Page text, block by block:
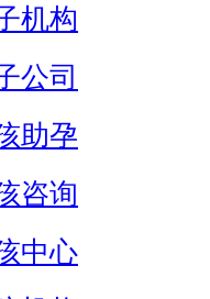
机构
公司
助孕
咨询
中心